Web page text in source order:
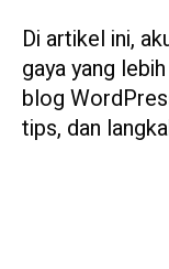
Di artikel ini,
gaya yang
blog
tips, dan